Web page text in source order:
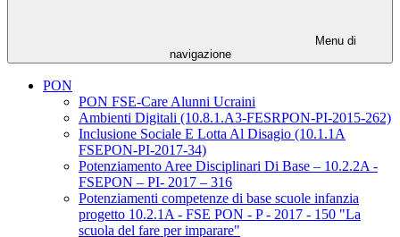
Menu di
navigazione
PON
PON FSE-Care Alunni Ucraini
Ambienti Digitali (10.8.1.A3-FESRPON-PI-2015-262)
Inclusione Sociale E Lotta Al Disagio (10.1.1A
FSEPON-PI-2017-34)
Potenziamento Aree Disciplinari Di Base – 10.2.2A -
FSEPON – PI- 2017 – 316
Potenziamenti competenze di base scuole infanzia
progetto 10.2.1A - FSE PON - P - 2017 - 150 "La
scuola del fare per imparare"